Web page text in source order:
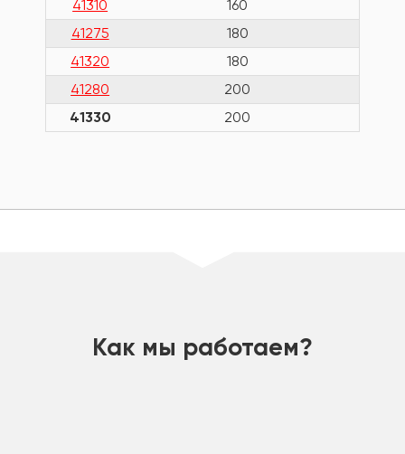
41310
160
41275
180
41320
180
41280
200
41330
200
Как мы работаем?